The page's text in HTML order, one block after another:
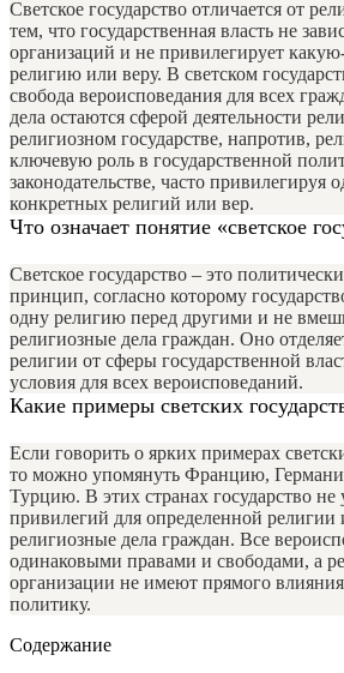
Светское государство отличается от
тем, что государственная власть не
организаций и не привилегирует
религию или веру. В светском
свобода вероисповедания для всех
дела остаются сферой деятельности
религиозном государстве, напротив,
ключевую роль в государственной
законодательстве, часто привилегируя
конкретных религий или вер.
Что означает понятие «светское
Светское государство – это
принцип, согласно которому
одну религию перед другими и не
религиозные дела граждан. Оно
религии от сферы государственной
условия для всех вероисповеданий.
Какие примеры светских
Если говорить о ярких примерах
то можно упомянуть Францию,
Турцию. В этих странах государство не
привилегий для определенной религии
религиозные дела граждан. Все
одинаковыми правами и свободами, а
организации не имеют прямого
политику.
Содержание